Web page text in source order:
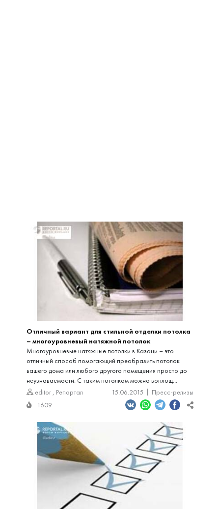
Отличный вариант для стильной отделки потолка
– многоуровневый натяжной потолок
Многоуровневые натяжные потолки в Казани – это
отличный способ помогающий преобразить потолок
вашего дома или любого другого помещения просто до
неузнаваемости. С таким потолком можно воплощ...
editor , Репортал 15.06.2015
Пресс-релизы
1609